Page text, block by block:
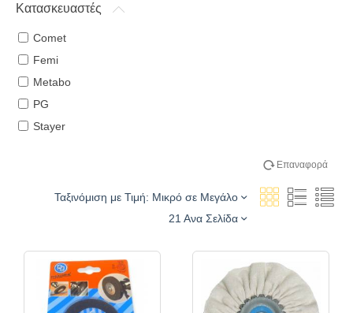
Κατασκευαστές
Comet
Femi
Metabo
PG
Stayer
Επαναφορά
Ταξινόμιση με Τιμή: Μικρό σε Μεγάλο
21 Ανα Σελίδα